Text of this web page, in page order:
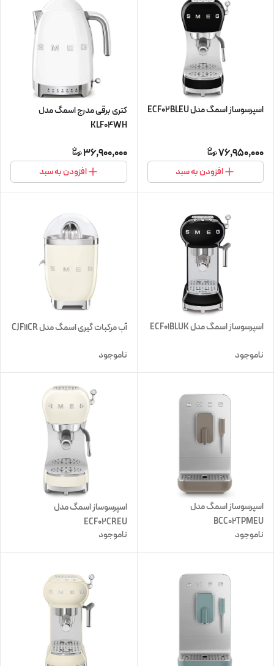
اسپرسوساز اسمگ مدل ECF02BLEU
76,950,000
افزودن به سبد
کتری برقی مدرج اسمگ مدل
KLF04WH
36,900,000
افزودن به سبد
اسپرسوساز اسمگ مدل ECF01BLUK
ناموجود
آب مرکبات گیری اسمگ مدل CJF11CR
ناموجود
اسپرسوساز اسمگ مدل
BCC02TPMEU
ناموجود
اسپرسوساز اسمگ مدل
ECF02CREU
ناموجود